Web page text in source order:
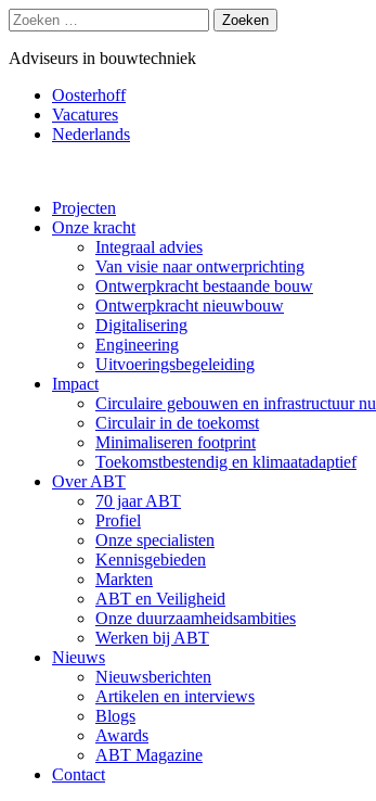
Zoeken
naar:
Adviseurs in bouwtechniek
Oosterhoff
Vacatures
Nederlands
Projecten
Onze kracht
Integraal advies
Van visie naar ontwerprichting
Ontwerpkracht bestaande bouw
Ontwerpkracht nieuwbouw
Digitalisering
Engineering
Uitvoeringsbegeleiding
Impact
Circulaire gebouwen en infrastructuur nu
Circulair in de toekomst
Minimaliseren footprint
Toekomstbestendig en klimaatadaptief
Over ABT
70 jaar ABT
Profiel
Onze specialisten
Kennisgebieden
Markten
ABT en Veiligheid
Onze duurzaamheidsambities
Werken bij ABT
Nieuws
Nieuwsberichten
Artikelen en interviews
Blogs
Awards
ABT Magazine
Contact